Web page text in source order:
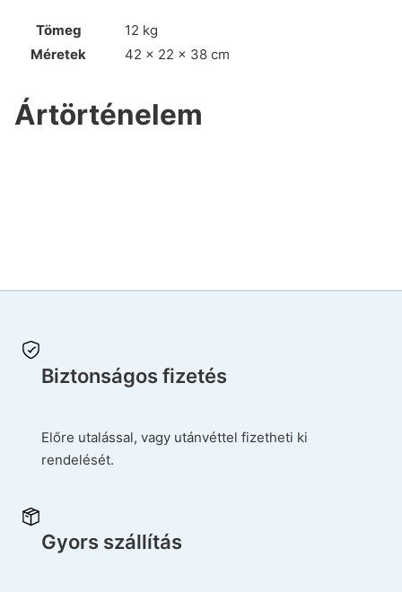
Tömeg
12 kg
Méretek
42 × 22 × 38 cm
Ártörténelem
Biztonságos fizetés
Előre utalással, vagy utánvéttel fizetheti ki
rendelését.
Gyors szállítás